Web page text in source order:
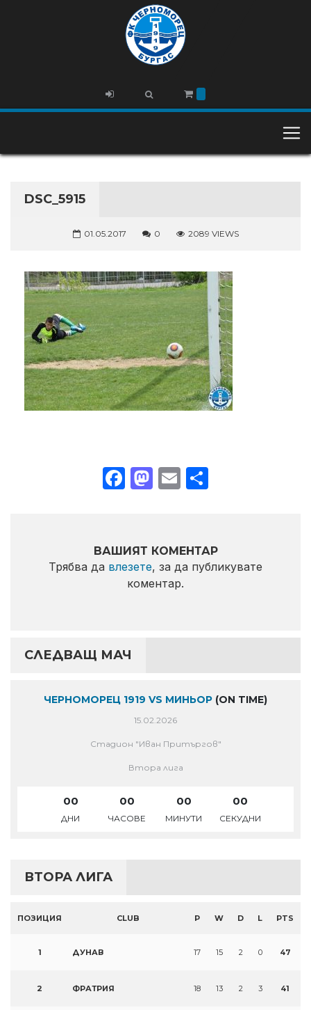
DSC_5915
01.05.2017 0 2089 VIEWS
Facebook
Mastodon
Email
ВАШИЯТ КОМЕНТАР
Трябва да влезете, за да публикувате
коментар.
СЛЕДВАЩ МАЧ
ЧЕРНОМОРЕЦ 1919 VS МИНЬОР (ON TIME)
15.02.2026
Стадион "Иван Притъргов"
Втора лига
00
ДНИ
00
ЧАСОВЕ
00
МИНУТИ
00
СЕКУДНИ
ВТОРА ЛИГА
ПОЗИЦИЯ CLUB P W D L PTS
1 ДУНАВ 17 15 2 0 47
2 ФРАТРИЯ 18 13 2 3 41